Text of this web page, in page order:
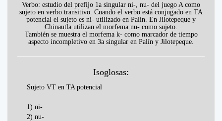
Verbo: estudio del prefijo 1a singular ni-, nu- del juego A como
sujeto en verbo transitivo. Cuando el verbo está conjugado en TA
potencial el sujeto es ni- utilizado en Palín. En Jilotepeque y
Chinautla utilizan el morfema nu- como sujeto.
También se muestra el morfema k- como marcador de tiempo
aspecto incompletivo en 3a singular en Palín y Jilotepeque.
Isoglosas:
Sujeto VT en TA potencial
1) ni-
2) nu-